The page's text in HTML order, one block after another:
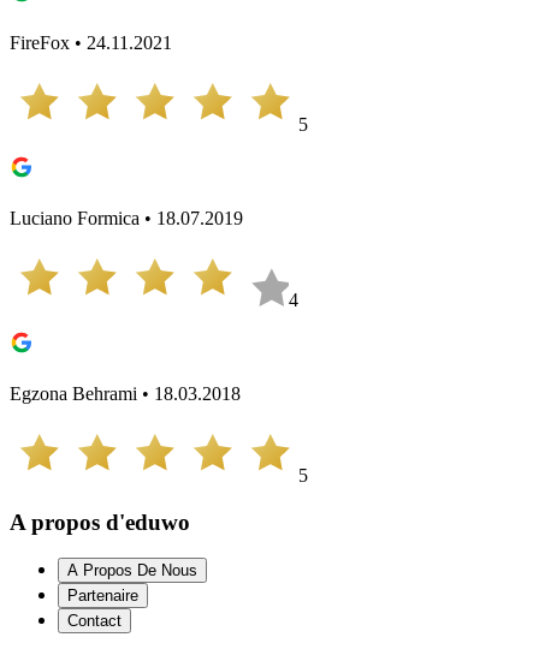
FireFox • 24.11.2021
5
Luciano Formica • 18.07.2019
4
Egzona Behrami • 18.03.2018
5
A propos d'eduwo
A Propos De Nous
Partenaire
Contact